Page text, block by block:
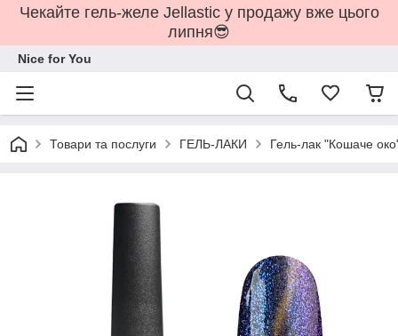
Чекайте гель-желе Jellastic у продажу вже цього
липня😎
Nice for You
Товари та послуги ГЕЛЬ-ЛАКИ Гель-лак "Кошаче